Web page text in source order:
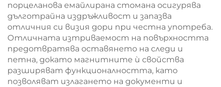
порцеланова емайлирана стомана осигурява
дълготрайна издръжливост и запазва
отличния си визия дори при честна употреба.
Отличната изтриваемост на повърхността
предотвратява оставянето на следи и
петна, докато магнитните ѝ свойства
разширяват функционалността, като
позволяват излагането на документи и